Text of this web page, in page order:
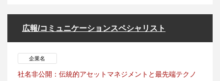
広報/コミュニケーションスペシャリスト
企業名
社名非公開：伝統的アセットマネジメントと最先端テクノ